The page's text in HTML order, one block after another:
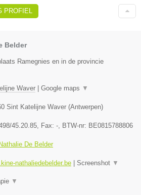
PROFIEL
Belder
Ramegnies en in de provincie
Waver | Google maps ▼
Sint Katelijne Waver (Antwerpen)
45.20.85 , Fax: - , BTW-nr: BE0815788806
De Belder
nathaliedebelder.be | Screenshot ▼
▼